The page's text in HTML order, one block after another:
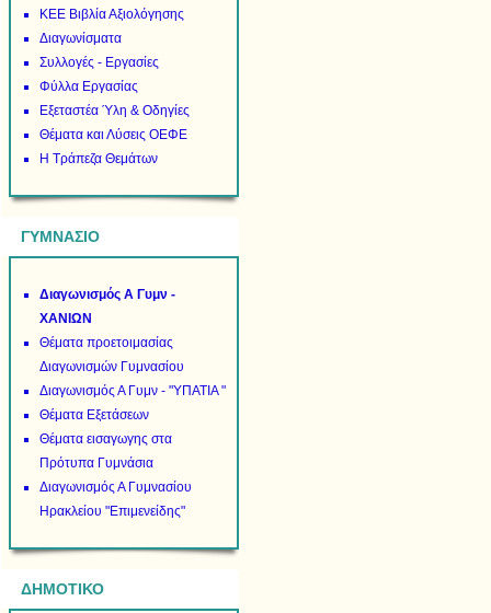
ΚΕΕ Βιβλία Αξιολόγησης
Διαγωνίσματα
Συλλογές - Εργασίες
Φύλλα Εργασίας
Εξεταστέα Ύλη & Οδηγίες
Θέματα και Λύσεις ΟΕΦΕ
Η Τράπεζα Θεμάτων
ΓΥΜΝΑΣΙΟ
Διαγωνισμός Α Γυμν -
ΧΑΝΙΩΝ
Θέματα προετοιμασίας
Διαγωνισμών Γυμνασίου
Διαγωνισμός Α Γυμν - "ΥΠΑΤΙΑ "
Θέματα Εξετάσεων
Θέματα εισαγωγης στα
Πρότυπα Γυμνάσια
Διαγωνισμός Α Γυμνασίου
Ηρακλείου "Επιμενείδης"
ΔΗΜΟΤΙΚΟ